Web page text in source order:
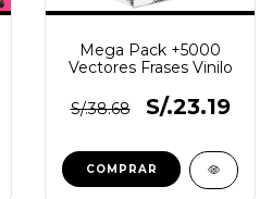
Mega Pack +5000
Vectores Frases Vinilo
S/.38.68 S/.23.19